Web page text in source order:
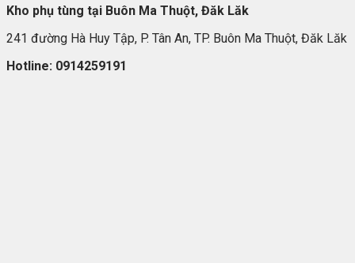
Kho phụ tùng tại Buôn Ma Thuột, Đăk Lăk
241 đường Hà Huy Tập, P. Tân An, TP. Buôn Ma Thuột, Đăk Lăk
Hotline: 0914259191